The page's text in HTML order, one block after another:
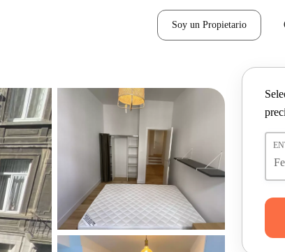
Soy un Propietario